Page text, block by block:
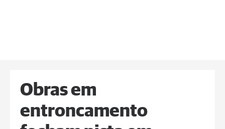
Obras em
entroncamento